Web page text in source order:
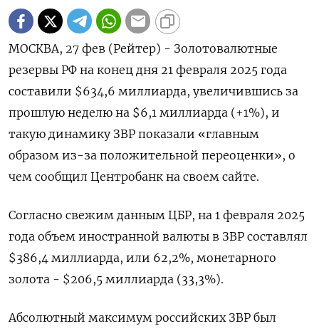
МОСКВА, 27 фев (Рейтер) - Золотовалютные
резервы РФ на конец дня 21 февраля 2025 года
составили $634,6 миллиарда, увеличившись за
прошлую неделю на $6,1 миллиарда (+1%), и
такую динамику ЗВР показали «главным
образом из-за положительной переоценки», о
чем сообщил Центробанк на своем сайте.
Согласно свежим данным ЦБР, на 1 февраля 2025
года объем иностранной валюты в ЗВР составлял
$386,4 миллиарда, или 62,2%, монетарного
золота - $206,5 миллиарда (33,3%).
Абсолютный максимум российских ЗВР был